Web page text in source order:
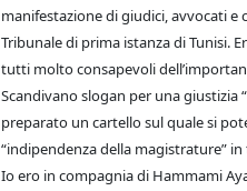
manifestazione di giudici, avvocati e
Tribunale di prima istanza di Tunisi.
tutti molto consapevoli
Scandivano slogan per una giustizia
preparato un cartello sul quale si
“indipendenza della magistrature”
Io ero in compagnia di Hammami